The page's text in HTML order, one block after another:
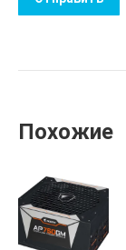
Похожие